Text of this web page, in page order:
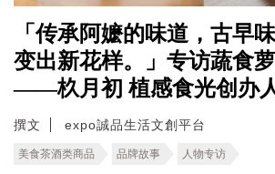
「传承阿嬷的味道，古早
变出新花样。」专访蔬食
——杦月初 植感食光创办
撰文 expo誠品生活文創平台
美食茶酒类商品 品牌故事 人物专访